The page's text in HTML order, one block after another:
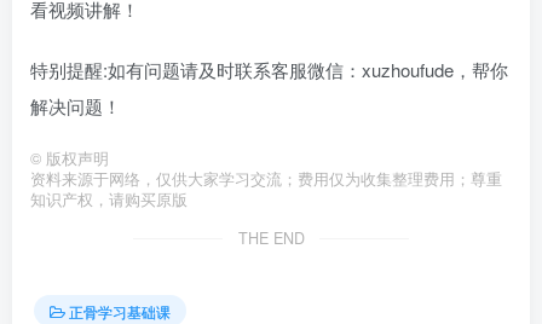
看视频讲解！
特别提醒:如有问题请及时联系客服微信：xuzhoufude，帮你
解决问题！
© 版权声明
资料来源于网络，仅供大家学习交流；费用仅为收集整理费用；尊重
知识产权，请购买原版
THE END
正骨学习基础课